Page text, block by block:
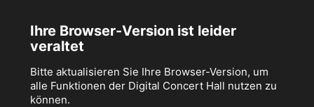
Ihre Browser-Version ist leider
veraltet
Bitte aktualisieren Sie Ihre Browser-Version, um
alle Funktionen der Digital Concert Hall nutzen zu
können.